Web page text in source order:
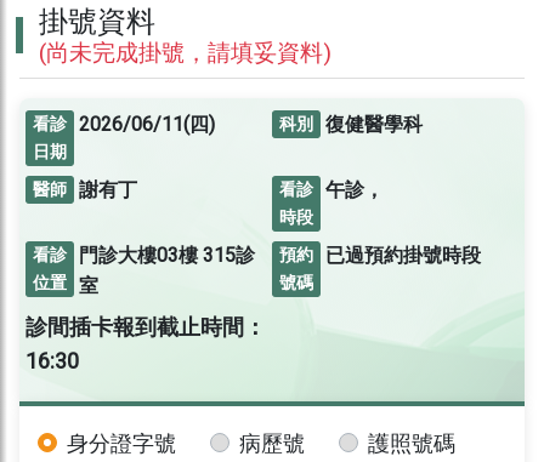
掛號資料
(尚未完成掛號，請填妥資料)
看診
日期
2026/06/11(四) 科別 復健醫學科
醫師 謝有丁
看診
時段
午診，
看診
位置
門診大樓03樓315診
室
預約
號碼
已過預約掛號時段
診間插卡報到截止時間：
16:30
身分證字號 病歷號
護照號碼